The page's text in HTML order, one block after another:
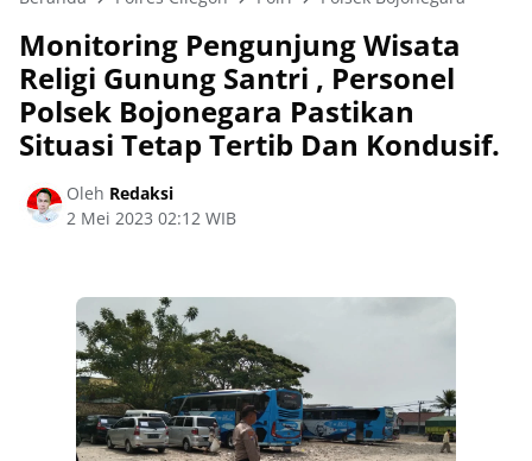
Monitoring Pengunjung Wisata
Religi Gunung Santri , Personel
Polsek Bojonegara Pastikan
Situasi Tetap Tertib Dan Kondusif.
Oleh Redaksi
2 Mei 2023 02:12 WIB